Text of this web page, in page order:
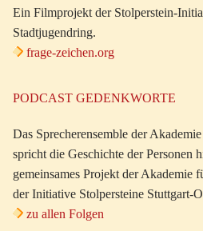
Ein Filmprojekt der Stolperstein-
Stadtjugendring.
frage-zeichen.org
PODCAST GEDENKWORTE
Das Sprecherensemble der
spricht die Geschichte der Personen
gemeinsames Projekt der Akademie
der Initiative Stolpersteine Stuttgart-
zu allen Folgen